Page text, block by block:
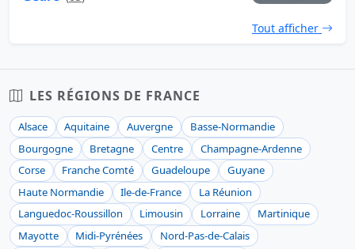
Tout afficher
LES RÉGIONS DE FRANCE
Alsace Aquitaine Auvergne
Basse-Normandie
Bourgogne
Bretagne Centre
Champagne-Ardenne
Corse
Franche Comté Guadeloupe
Guyane
Haute Normandie
Ile-de-France
La Réunion
Languedoc-Roussillon
Limousin Lorraine
Martinique
Mayotte
Midi-Pyrénées
Nord-Pas-de-Calais